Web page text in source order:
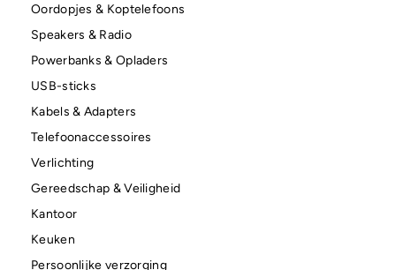
Oordopjes & Koptelefoons
Speakers & Radio
Powerbanks & Opladers
USB-sticks
Kabels & Adapters
Telefoonaccessoires
Verlichting
Gereedschap & Veiligheid
Kantoor
Keuken
Persoonlijke verzorging